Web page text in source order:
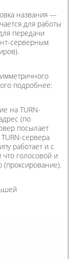
названия —
для работы
передачи
серверным
подробнее:
на TURN-
(по
посылает
сервера
работает и с
голосовой и
(проксирование).